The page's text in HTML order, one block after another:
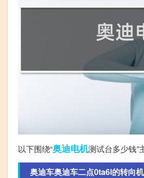
以下围绕“奥迪电机测试台多少钱”
奥迪车奥迪车二点0ta6l的转向机